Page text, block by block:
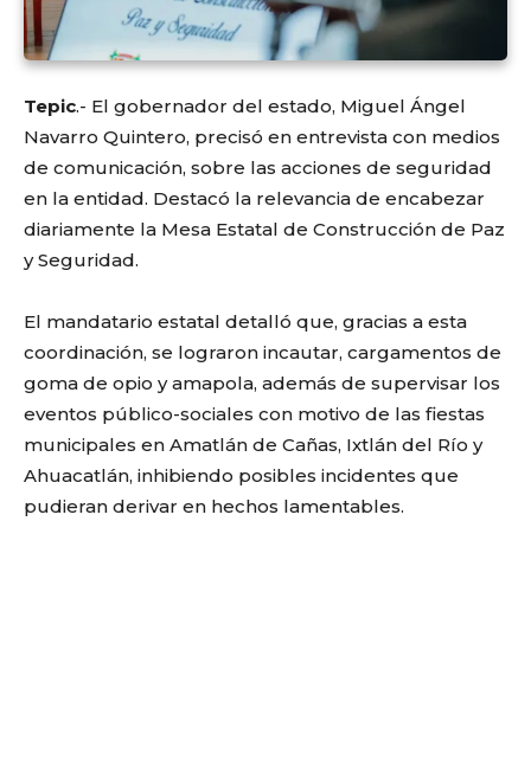
Tepic.- El gobernador del estado, Miguel Ángel
Navarro Quintero, precisó en entrevista con medios
de comunicación, sobre las acciones de seguridad
en la entidad. Destacó la relevancia de encabezar
diariamente la Mesa Estatal de Construcción de Paz
y Seguridad.
El mandatario estatal detalló que, gracias a esta
coordinación, se lograron incautar, cargamentos de
goma de opio y amapola, además de supervisar los
eventos público-sociales con motivo de las fiestas
municipales en Amatlán de Cañas, Ixtlán del Río y
Ahuacatlán, inhibiendo posibles incidentes que
pudieran derivar en hechos lamentables.